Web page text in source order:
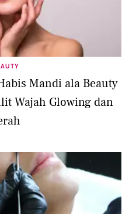
Mandi ala Beauty
Wajah Glowing dan